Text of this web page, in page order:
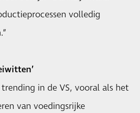
volledig
trending in de VS, vooral als het
van voedingsrijke